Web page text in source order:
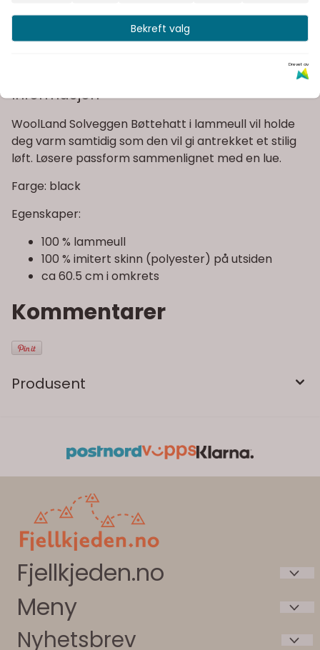
Kvalitetsprodukter
Informasjon
WoolLand Solveggen Bøttehatt i lammeull vil holde
deg varm samtidig som den vil gi antrekket et stilig
løft. Løsere passform sammenlignet med en lue.
Farge: black
Egenskaper:
100 % lammeull
100 % imitert skinn (polyester) på utsiden
ca 60.5 cm i omkrets
Kommentarer
Produsent
Fjellkjeden.no
Intersport Beitostølen AS
Bygdinvegen 3787
Meny
Våre butikker
Nyhetsbrev
Bekreft valg
Drevet av